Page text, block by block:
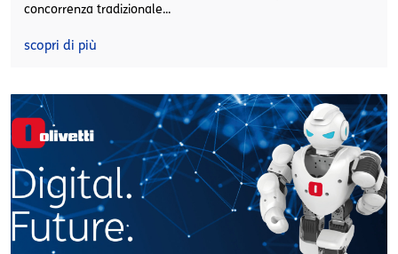
concorrenza tradizionale...
scopri di più